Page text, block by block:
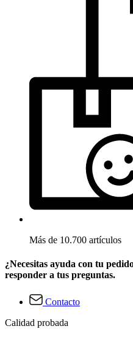
Más de 10.700 artículos
¿Necesitas ayuda con tu
responder a tus preguntas.
Contacto
Calidad probada